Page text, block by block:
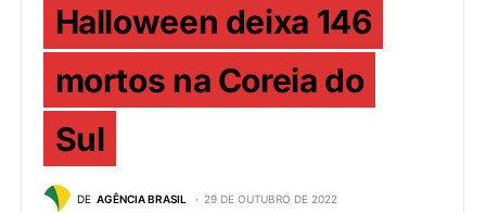
Halloween deixa 146
mortos na Coreia do
Sul
DE AGÊNCIA BRASIL
29 DE OUTUBRO DE 2022